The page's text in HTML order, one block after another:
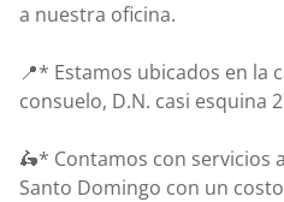
a nuestra oficina.
📍* Estamos ubicados en la
consuelo, D.N. casi esquina
🛵* Contamos con servicios
Santo Domingo con un